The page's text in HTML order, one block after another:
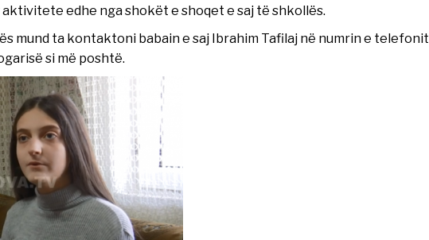
aktivitete edhe nga shokët e shoqet e saj të shkollës.
mund ta kontaktoni babain e saj Ibrahim Tafilaj në numrin e telefonit
si më poshtë.